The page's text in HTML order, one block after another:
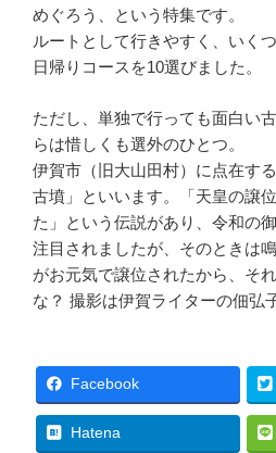
めぐろう、という特集です。
ルートとして行きやすく、いく
日帰りコースを10選びました。
ただし、単独で行っても面白い
らは惜しくも選外のひとつ。
伊賀市（旧大山田村）に点在す
古墳」といいます。「天皇の譲
た」という伝説があり、令和の
注目されましたが、そのときは
がお元気で譲位されたから、そ
な？ 撮影は伊賀ライターの佃弘
Facebook
Hatena